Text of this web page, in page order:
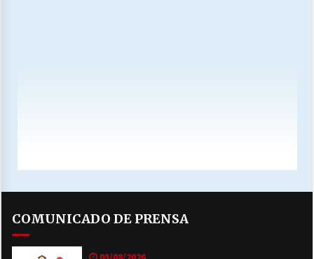
COMUNICADO DE PRENSA